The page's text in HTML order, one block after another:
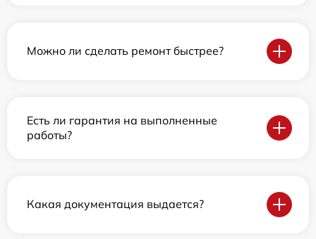
Можно ли сделать ремонт быстрее?
Есть ли гарантия на выполненные
работы?
Какая документация выдается?